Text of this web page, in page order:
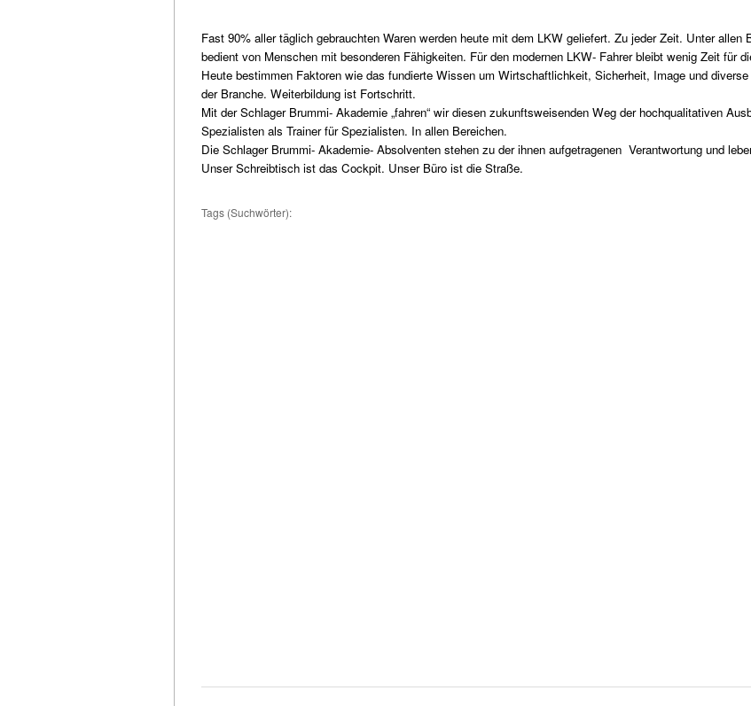
Fast 90% aller täglich gebrauchten Waren werden heute mit dem LKW geliefert. Zu jeder Zeit. Unter allen
bedient von Menschen mit besonderen Fähigkeiten. Für den modernen LKW- Fahrer bleibt wenig Zeit für
Heute bestimmen Faktoren wie das fundierte Wissen um Wirtschaftlichkeit, Sicherheit, Image und
der Branche. Weiterbildung ist Fortschritt.
Mit der Schlager Brummi- Akademie „fahren“ wir diesen zukunftsweisenden Weg der hochqualitativen
Spezialisten als Trainer für Spezialisten. In allen Bereichen.
Die Schlager Brummi- Akademie- Absolventen stehen zu der ihnen aufgetragenen Verantwortung und
Unser Schreibtisch ist das Cockpit. Unser Büro ist die Straße.
Tags (Suchwörter):